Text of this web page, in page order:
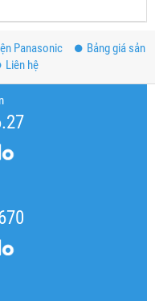
Panasonic
Bảng giá sản
Liên hệ